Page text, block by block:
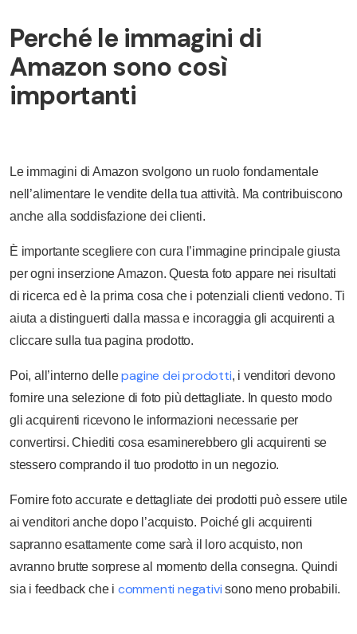
Perché le immagini di
Amazon sono così
importanti
Le immagini di Amazon svolgono un ruolo fondamentale
nell’alimentare le vendite della tua attività. Ma contribuiscono
anche alla soddisfazione dei clienti.
È importante scegliere con cura l’immagine principale giusta
per ogni inserzione Amazon. Questa foto appare nei risultati
di ricerca ed è la prima cosa che i potenziali clienti vedono. Ti
aiuta a distinguerti dalla massa e incoraggia gli acquirenti a
cliccare sulla tua pagina prodotto.
Poi, all’interno dellepagine dei prodotti, i venditori devono
fornire una selezione di foto più dettagliate. In questo modo
gli acquirenti ricevono le informazioni necessarie per
convertirsi. Chiediti cosa esaminerebbero gli acquirenti se
stessero comprando il tuo prodotto in un negozio.
Fornire foto accurate e dettagliate dei prodotti può essere utile
ai venditori anche dopo l’acquisto. Poiché gli acquirenti
sapranno esattamente come sarà il loro acquisto, non
avranno brutte sorprese al momento della consegna. Quindi
sia i feedback che i commenti negativi sono meno probabili.